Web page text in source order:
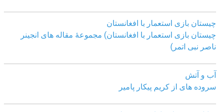
چیستان بازی استعمار با افغانستان
چیستان بازی استعمار با افغانستان) مجموعۀ مقاله های انجینر
ناصر نبی اتمر)
آب و آتش
سروده های از کریم پیکار پامیر